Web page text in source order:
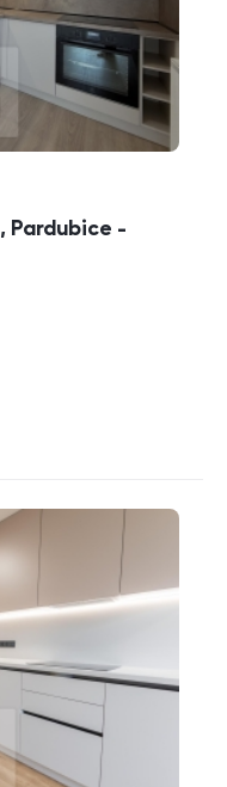
Pardubice -